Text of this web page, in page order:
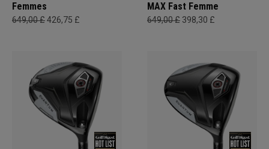
Femmes
649,00 £426,75 £
MAX Fast Femme
649,00 £ 398,30 £